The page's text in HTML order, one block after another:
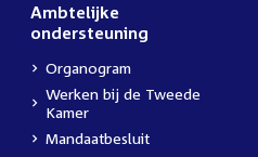
Ambtelijke
ondersteuning
Organogram
Werken bij de Tweede
Kamer
Mandaatbesluit